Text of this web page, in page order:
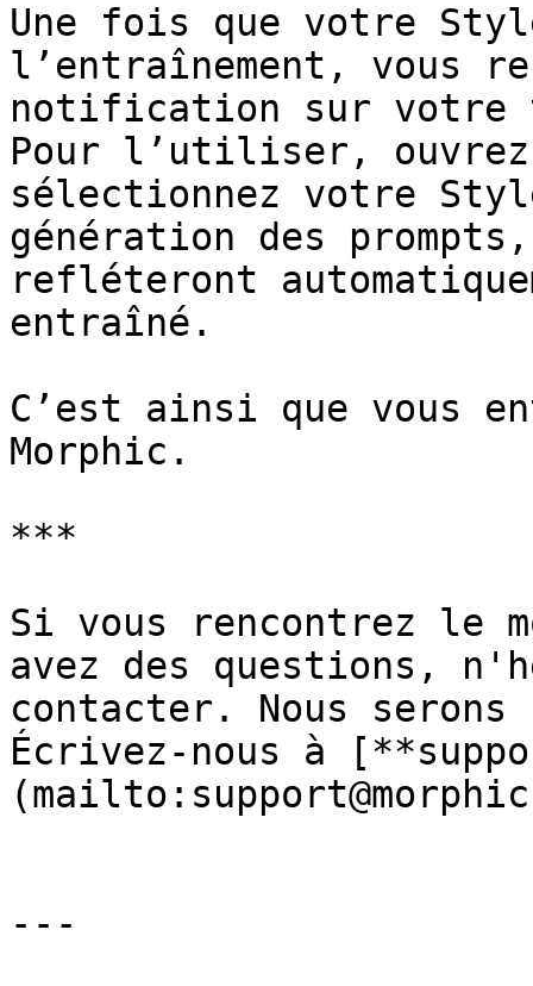
Une fois que votre
l’entraînement, vous
notification sur votre
Pour l’utiliser,
sélectionnez votre
génération des
refléteront
entraîné.
C’est ainsi que vous
Morphic.
***
Si vous rencontrez le
avez des questions,
contacter. Nous
Écrivez-nous à
---